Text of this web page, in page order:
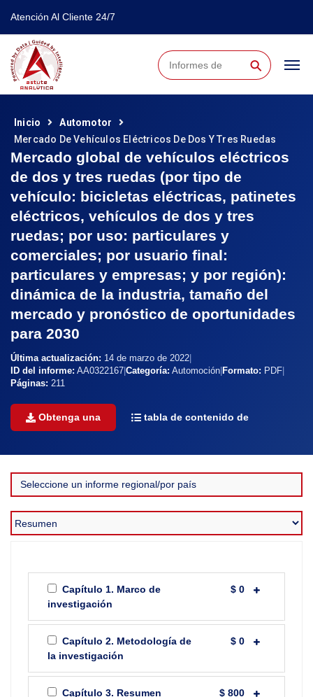
Atención Al Cliente 24/7
⚲
Inicio
Automotor
Mercado De Vehículos Eléctricos De Dos Y Tres Ruedas
Mercado global de vehículos eléctricos
de dos y tres ruedas (por tipo de
vehículo: bicicletas eléctricas, patinetes
eléctricos, vehículos de dos y tres
ruedas; por uso: particulares y
comerciales; por usuario final:
particulares y empresas; y por región):
dinámica de la industria, tamaño del
mercado y pronóstico de oportunidades
para 2030
Última actualización: 14 de marzo de 2022
ID del informe: AA0322167 Categoría: Automoción Formato: PDF
Páginas: 211
Obtenga una tabla de contenido de
Capítulo 1. Marco de
investigación
$ 0
Capítulo 2. Metodología de
la investigación
$ 0
Capítulo 3. Resumen
$ 800